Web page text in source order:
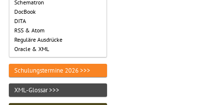
Schematron
DocBook
DITA
RSS & Atom
Reguläre Ausdrücke
Oracle & XML
Schulungstermine 2026 >>>
XML-Glossar >>>